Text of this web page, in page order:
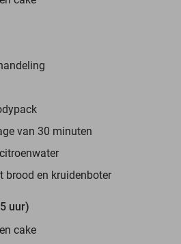
van 30 minuten
brood en kruidenboter
uur)
cake